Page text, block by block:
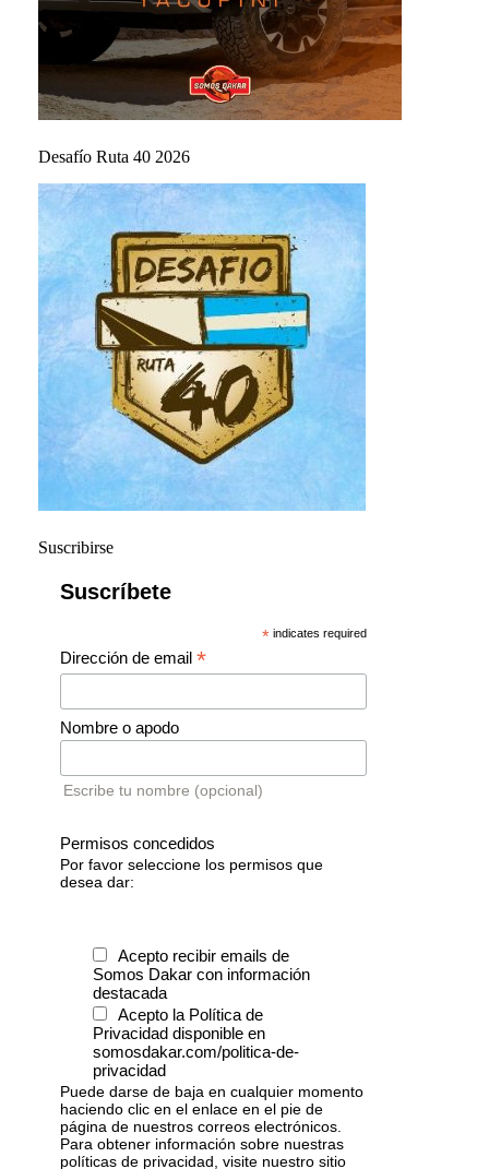
Desafío Ruta 40 2026
Suscribirse
Suscríbete
* indicates required
Dirección de email *
Nombre o apodo
Escribe tu nombre (opcional)
Permisos concedidos
Por favor seleccione los permisos que
desea dar:
Acepto recibir emails de
Somos Dakar con información
destacada
Acepto la Política de
Privacidad disponible en
somosdakar.com/politica-de-
privacidad
Puede darse de baja en cualquier momento
haciendo clic en el enlace en el pie de
página de nuestros correos electrónicos.
Para obtener información sobre nuestras
políticas de privacidad, visite nuestro sitio